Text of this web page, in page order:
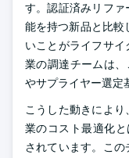
す。認証済みリフ
能を持つ新品と比較
いことがライフサ
業の調達チームは
やサプライヤー選定
こうした動きによ
業のコスト最適化
されています。こ